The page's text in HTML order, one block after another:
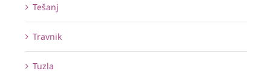
Tešanj
Travnik
Tuzla